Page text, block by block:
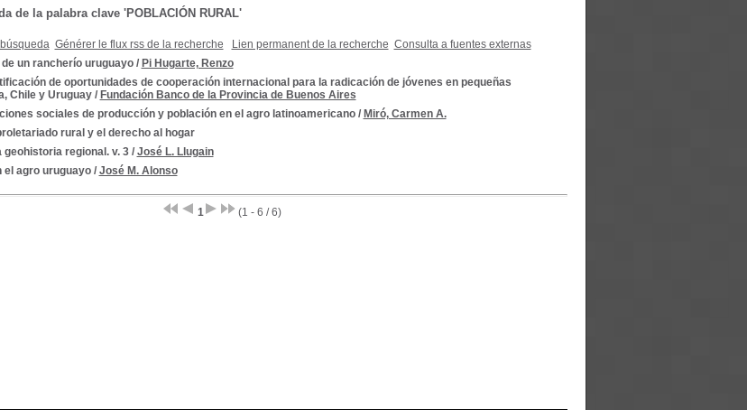
de la palabra clave 'POBLACIÓN RURAL'
Générer le flux rss de la recherche Lien permanent de la recherche Consulta a fuentes externas
un rancherío uruguayo/ Pi Hugarte, Renzo
de oportunidades de cooperación internacional para la radicación de jóvenes en pequeñas
Chile y Uruguay/ Fundación Banco de la Provincia de Buenos Aires
sociales de producción y población en el agro latinoamericano/ Miró, Carmen A.
rural y el derecho al hogar
geohistoria regional. v. 3/ José L. Llugain
el agro uruguayo/ José M. Alonso
1 (1 - 6 / 6)